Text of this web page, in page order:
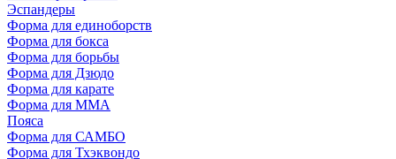
Эспандеры
Форма для единоборств
Форма для бокса
Форма для борьбы
Форма для Дзюдо
Форма для карате
Форма для MMA
Пояса
Форма для САМБО
Форма для Тхэквондо